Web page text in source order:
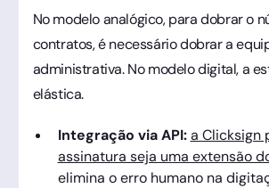
No modelo analógico, para dobrar o
contratos, é necessário dobrar a
administrativa. No modelo digital, a
elástica.
Integração via API: a Clicksign
assinatura seja uma extensão
elimina o erro humano na